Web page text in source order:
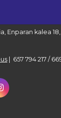
Elkartea
Enparan kalea
| 657 794 217 /